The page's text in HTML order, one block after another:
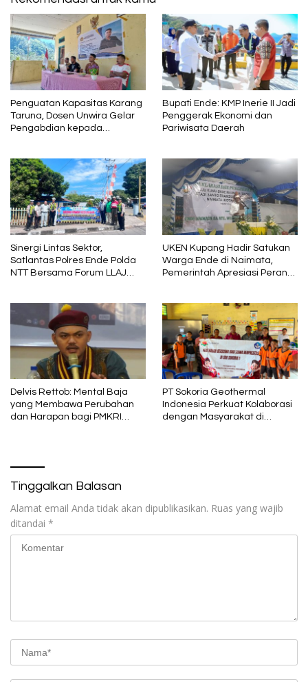
Penguatan Kapasitas Karang
Taruna, Dosen Unwira Gelar
Pengabdian kepada
Bupati Ende: KMP Inerie II Jadi
Penggerak Ekonomi dan
Pariwisata Daerah
Sinergi Lintas Sektor,
Satlantas Polres Ende Polda
NTT Bersama Forum LLAJ
UKEN Kupang Hadir Satukan
Warga Ende di Naimata,
Pemerintah Apresiasi Peran
Delvis Rettob: Mental Baja
yang Membawa Perubahan
dan Harapan bagi PMKRI
PT Sokoria Geothermal
Indonesia Perkuat Kolaborasi
dengan Masyarakat di
Tinggalkan Balasan
Alamat email Anda tidak akan dipublikasikan. Ruas yang wajib
ditandai *